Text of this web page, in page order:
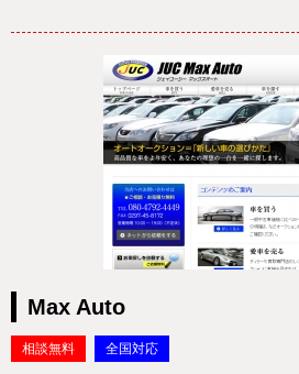
Max Auto
相談無料 全国対応